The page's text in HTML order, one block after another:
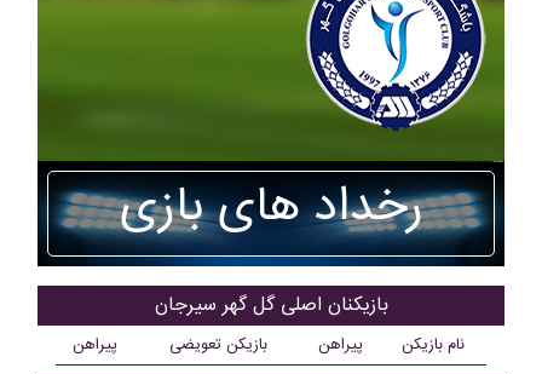
رخداد های بازی
بازیکنان اصلی گل گهر سیرجان
نام بازیکن پیراهن بازیکن تعویضی پیراهن